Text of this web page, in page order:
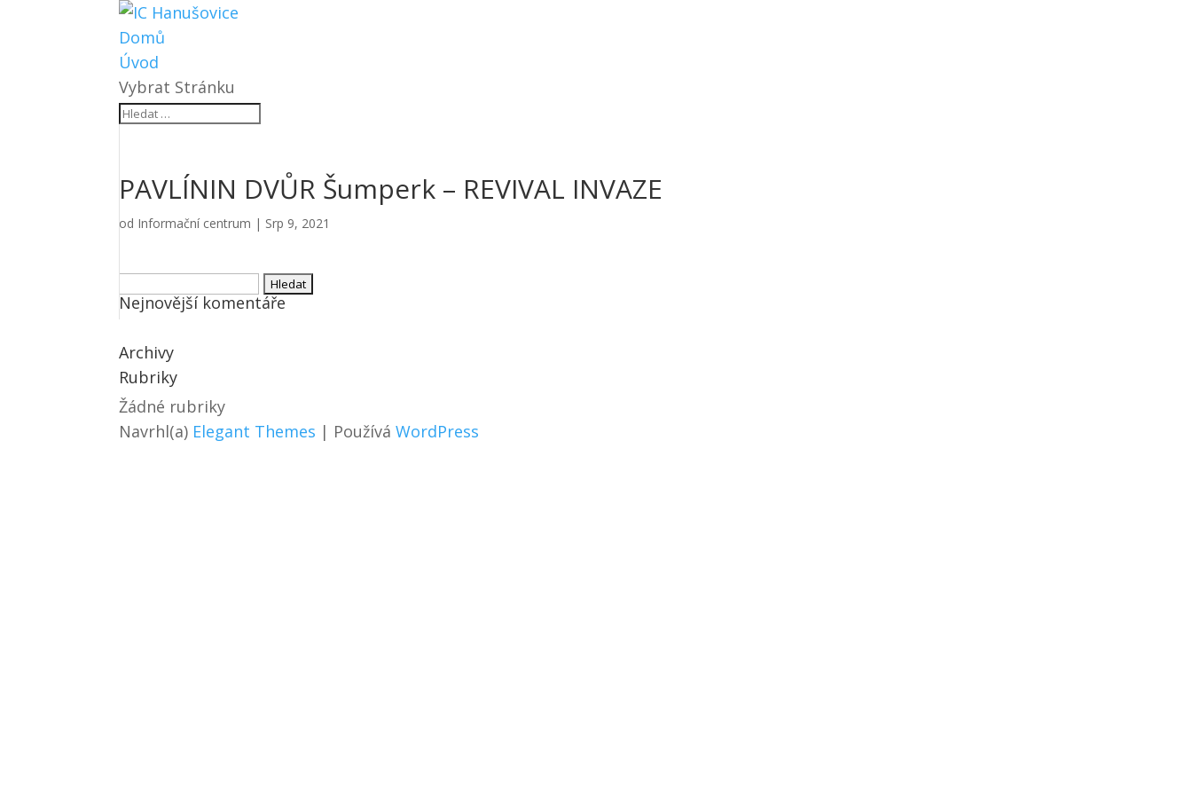
Domů
Úvod
Vybrat Stránku
PAVLÍNIN DVŮR Šumperk – REVIVAL INVAZE
od Informační centrum | Srp 9, 2021
Vyhledávání
Nejnovější komentáře
Archivy
Rubriky
Žádné rubriky
Navrhl(a) Elegant Themes | PoužíváWordPress